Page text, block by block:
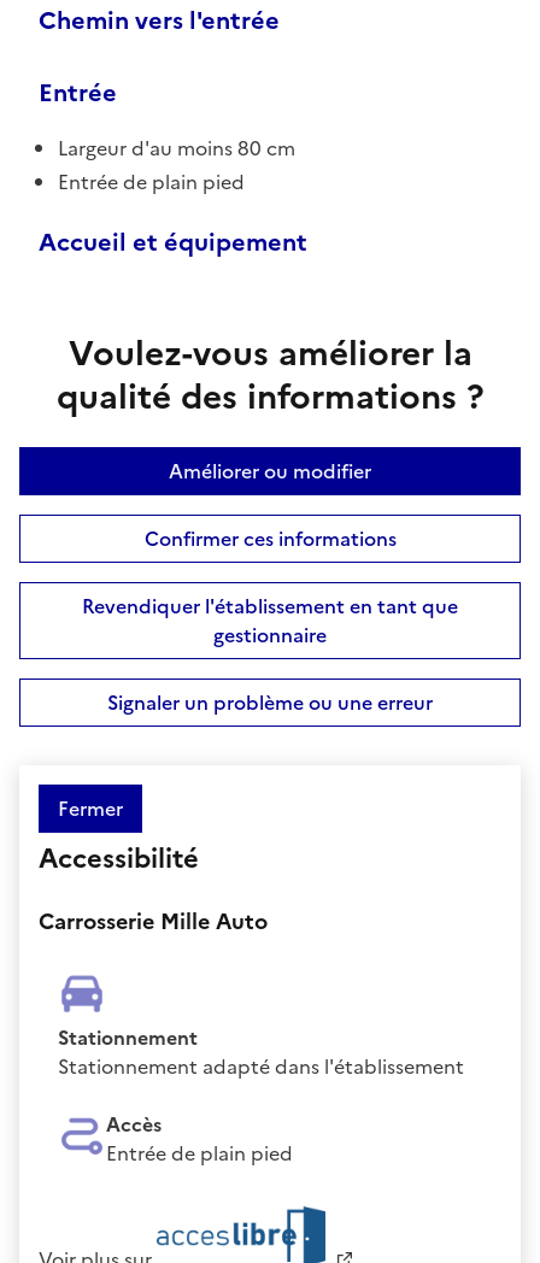
Chemin vers l'entrée
Entrée
Largeur d'au moins 80 cm
Entrée de plain pied
Accueil et équipement
Voulez-vous améliorer la
qualité des informations ?
Améliorer ou modifier
Confirmer ces informations
Revendiquer l'établissement en tant que
gestionnaire
Signaler un problème ou une erreur
Fermer
Accessibilité
Carrosserie Mille Auto
Stationnement
Stationnement adapté dans l'établissement
Accès
Entrée de plain pied